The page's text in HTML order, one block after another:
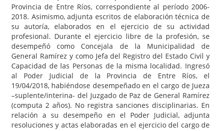
Provincia de Entre Ríos, correspondiente al período 2006-
2018. Asimismo, adjunta escritos de elaboración técnica de
su autoría, elaborados en el ejercicio de su actividad
profesional. Durante el ejercicio libre de la profesión, se
desempeñó como Concejala de la Municipalidad de
General Ramírez y como Jefa del Registro del Estado Civil y
Capacidad de las Personas de la misma localidad. Ingresó
al Poder Judicial de la Provincia de Entre Ríos, el
19/04/2018, habiéndose desempeñado en el cargo de Jueza
–suplente/interina- del Juzgado de Paz de General Ramírez
(computa 2 años). No registra sanciones disciplinarias. En
relación a su desempeño en el Poder Judicial, adjunta
resoluciones y actas elaboradas en el ejercicio del cargo de